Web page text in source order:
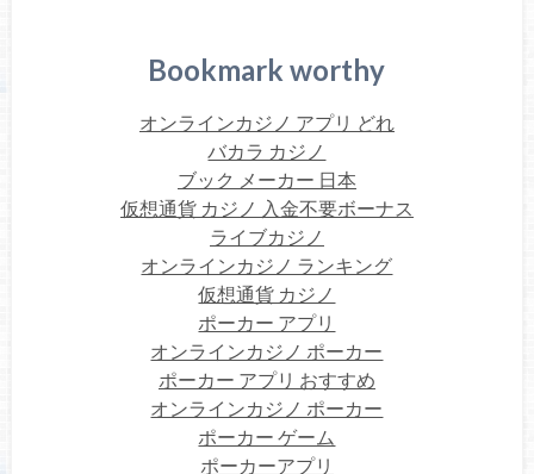
Bookmark worthy
オンラインカジノ アプリ どれ
バカラ カジノ
ブック メーカー 日本
仮想通貨 カジノ 入金不要ボーナス
ライブカジノ
オンラインカジノ ランキング
仮想通貨 カジノ
ポーカー アプリ
オンラインカジノ ポーカー
ポーカー アプリ おすすめ
オンラインカジノ ポーカー
ポーカー ゲーム
ポーカーアプリ